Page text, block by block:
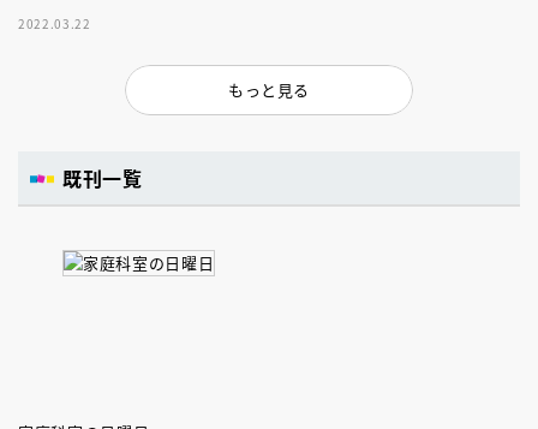
2022.03.22
もっと見る
既刊一覧